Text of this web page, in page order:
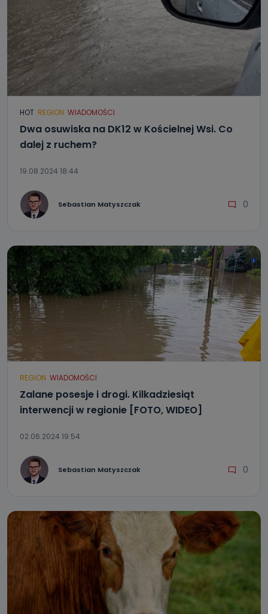
HOT REGION WIADOMOŚCI
Dwa osuwiska na DK12 w Kościelnej Wsi. Co
dalej z ruchem?
19.08.2024 18:44
Sebastian Matyszczak 0
REGION WIADOMOŚCI
Zalane posesje i drogi. Kilkadziesiąt
interwencji w regionie [FOTO, WIDEO]
02.06.2024 19:54
Sebastian Matyszczak 0